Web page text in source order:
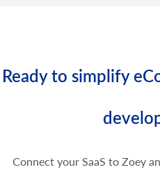
Ready to simplify
Connect your SaaS to Zoey